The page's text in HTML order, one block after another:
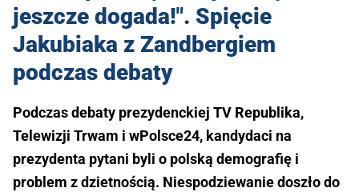
jeszcze dogada!". Spięcie
Jakubiaka z Zandbergiem
podczas debaty
Podczas debaty prezydenckiej TV Republika,
Telewizji Trwam i wPolsce24, kandydaci na
prezydenta pytani byli o polską demografię i
problem z dzietnością. Niespodziewanie doszło do